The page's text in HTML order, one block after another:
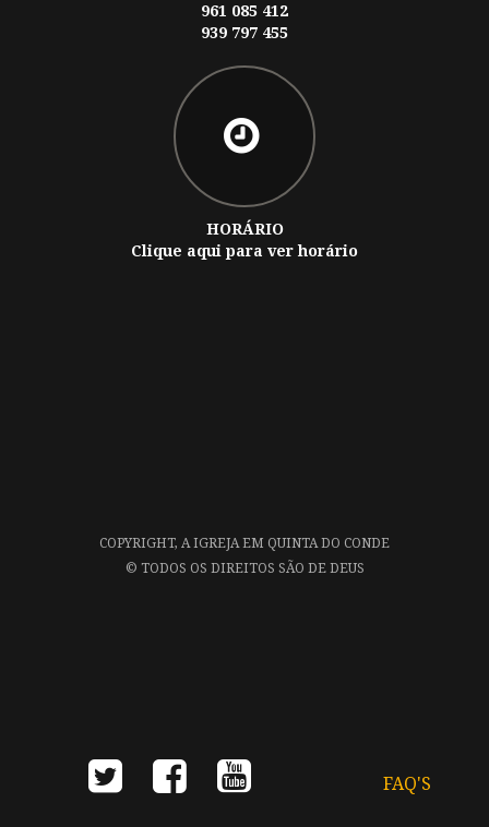
961 085 412
939 797 455
HORÁRIO
Clique aqui para ver horário
COPYRIGHT, A IGREJA EM QUINTA DO CONDE
© TODOS OS DIREITOS SÃO DE DEUS
FAQ'S